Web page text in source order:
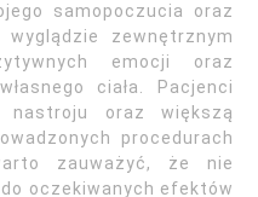
samopoczucia oraz
zewnętrznym
emocji oraz
ciała. Pacjenci
nastroju oraz większą
procedurach
zauważyć, że nie
oczekiwanych efektów